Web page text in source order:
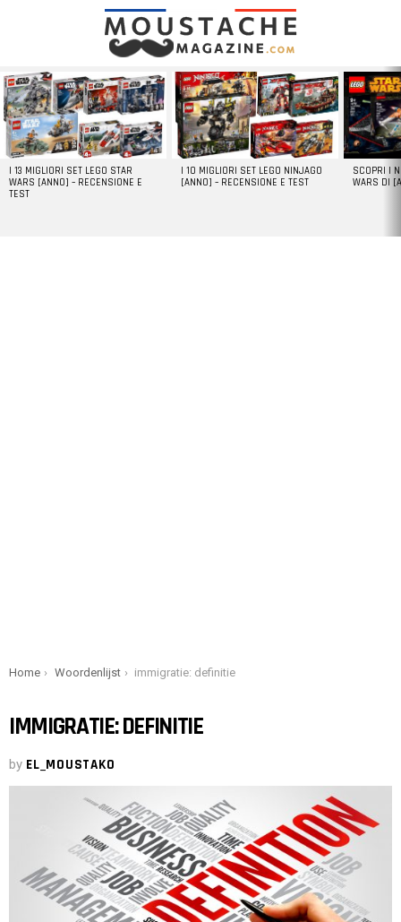
LATEST
STORIES
I 13 MIGLIORI SET LEGO STAR
WARS [ANNO] – RECENSIONE E
TEST
I 10 MIGLIORI SET LEGO NINJAGO
[ANNO] – RECENSIONE E TEST
SCOPRI I
WARS DI
You are here:
Home Woordenlijst immigratie: definitie
IMMIGRATIE: DEFINITIE
by EL_MOUSTAKO